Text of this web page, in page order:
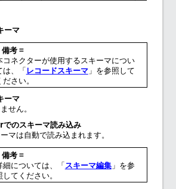
ーマ
考 =
コネクターが使用するスキーマについ
は、「レコードスキーマ」を参照して
ださい。
ーマ
せん。
のスキーマ読み込み
マは自動で読み込まれます。
考 =
細については、「スキーマ編集」を参
してください。